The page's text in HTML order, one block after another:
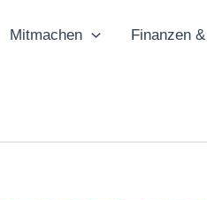
Mitmachen Finanzen